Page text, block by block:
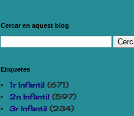
Cercar en aquest blog
Etiquetes
1r Infantil (671)
2n Infantil (597)
3r Infantil (234)